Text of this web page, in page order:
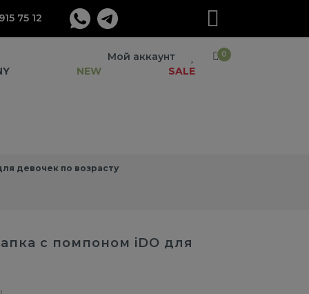
75 12
Мой аккаунт 0
NEW SALE
девочек по возрасту
с помпоном iDO для